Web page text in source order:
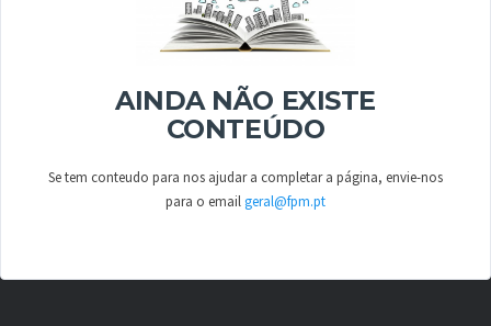
AINDA NÃO EXISTE
CONTEÚDO
Se tem conteudo para nos ajudar a completar a página, envie-nos
para o emailgeral@fpm.pt